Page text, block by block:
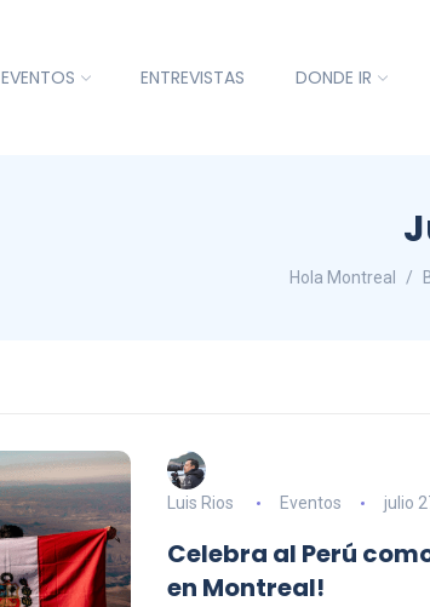
EVENTOS ENTREVISTAS DONDE IR
Hola Montreal
Luis Rios Eventos julio
Celebra al Perú
en Montreal!